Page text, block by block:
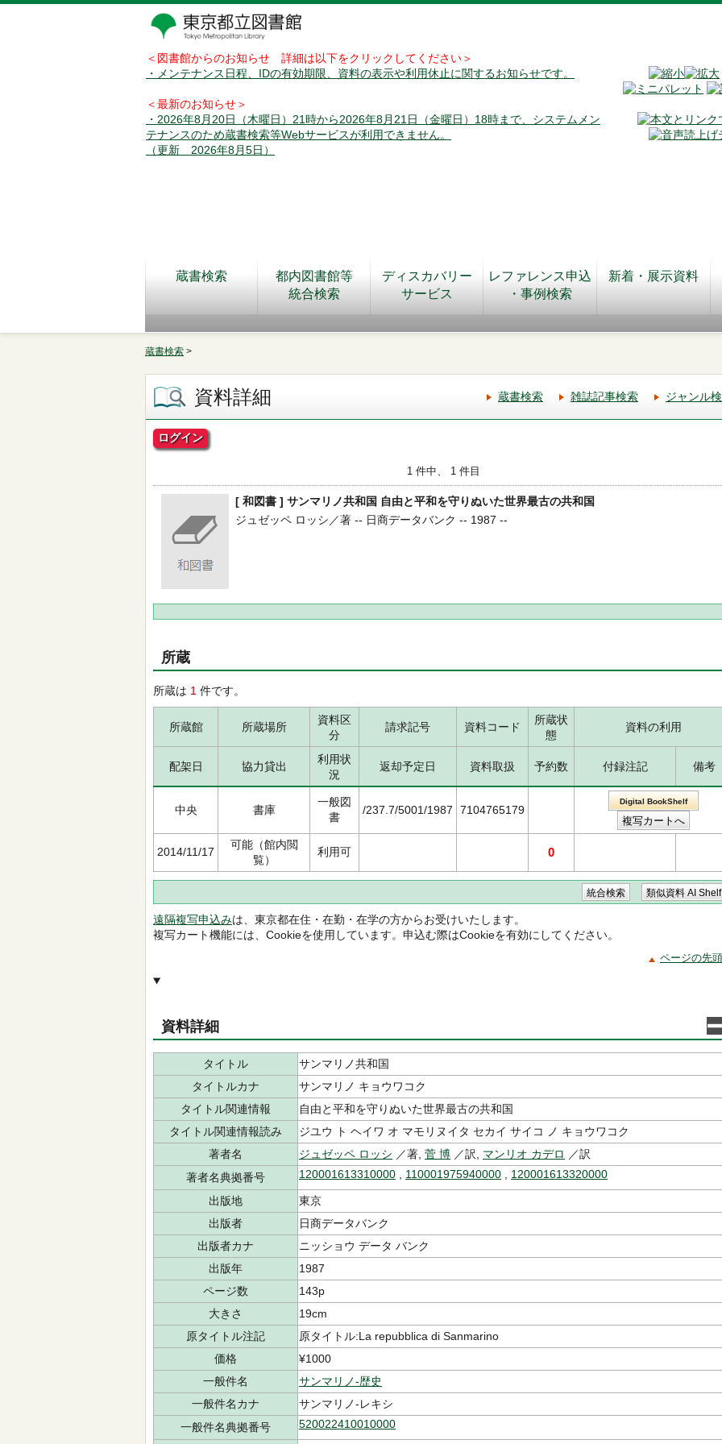
＜図書館からのお知らせ 詳細は以下をクリックしてください＞
・メンテナンス日程、IDの有効期限、資料の表示や利用休止に関するお知らせです。
＜最新のお知らせ＞
・2026年8月20日（木曜日）21時から2026年8月21日（金曜日）18時まで、システムメン
テナンスのため蔵書検索等Webサービスが利用できません。
（更新 2026年8月5日）
蔵書検索
都内図書館等
統合検索
ディスカバリー
サービス
レファレンス申込
・事例検索
新着・展示資料
蔵書検索 >
資料詳細 蔵書検索 雑誌記事検索 ジャンル
ログイン
1 件中、 1 件目
[ 和図書 ] サンマリノ共和国 自由と平和を守りぬいた世界最古の共和国
ジュゼッペ ロッシ／著 -- 日商データバンク -- 1987 --
所蔵
所蔵は 1 件です。
所蔵館 所蔵場所
資料区
分
請求記号 資料コード
所蔵状
態
資料の利用
配架日 協力貸出
利用状
況
返却予定日 資料取扱 予約数 付録注記 備考
中央 書庫
一般図
書
/237.7/5001/1987 7104765179
Digital BookShelf
2014/11/17
可能（館内閲
覧）
利用可 0
遠隔複写申込みは、東京都在住・在勤・在学の方からお受けいたします。
複写カート機能には、Cookieを使用しています。申込む際はCookieを有効にしてください。
ページの先
資料詳細
タイトル
サンマリノ共和国
タイトルカナ
サンマリノ キョウワコク
タイトル関連情報
自由と平和を守りぬいた世界最古の共和国
タイトル関連情報読み
ジユウ ト ヘイワ オ マモリヌイタ セカイ サイコ ノ キョウワコク
著者名
ジュゼッペ ロッシ ／著, 菅 博 ／訳, マンリオ カデロ ／訳
著者名典拠番号
120001613310000 110001975940000 120001613320000
出版地
東京
出版者
日商データバンク
出版者カナ
ニッショウ データ バンク
出版年
1987
ページ数
143p
大きさ
19cm
原タイトル注記
原タイトル:La repubblica di Sanmarino
価格
¥1000
一般件名
サンマリノ-歴史
一般件名カナ
サンマリノ-レキシ
一般件名典拠番号
520022410010000